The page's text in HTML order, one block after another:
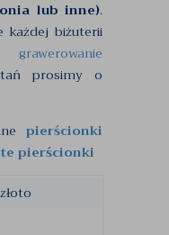
lub inne).
każdej biżuterii
grawerowanie
prosimy o
pierścionki
pierścionki